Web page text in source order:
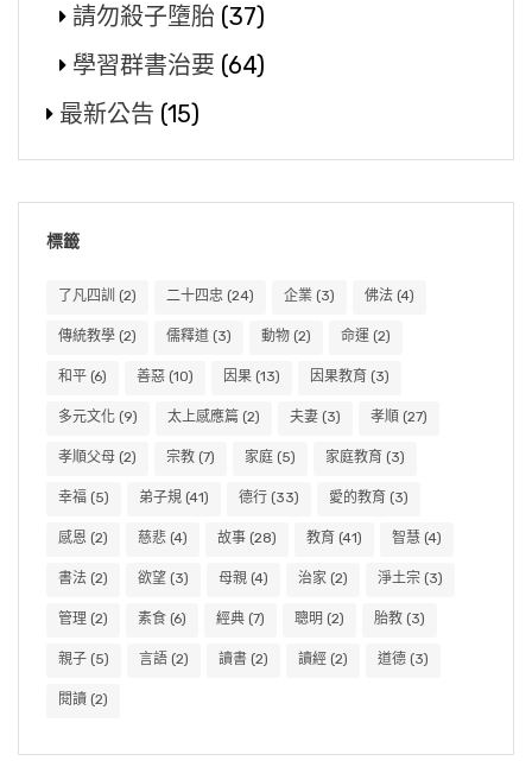
請勿殺子墮胎 (37)
學習群書治要 (64)
最新公告 (15)
標籤
了凡四訓 (2) 二十四忠 (24) 企業 (3) 佛法 (4)
傳統教學 (2) 儒釋道 (3) 動物 (2) 命運 (2)
和平 (6) 善惡 (10) 因果 (13) 因果教育 (3)
多元文化 (9) 太上感應篇 (2) 夫妻 (3) 孝順 (27)
孝順父母 (2) 宗教 (7) 家庭 (5) 家庭教育 (3)
幸福 (5) 弟子規 (41) 德行 (33) 愛的教育 (3)
感恩 (2) 慈悲 (4) 故事 (28) 教育 (41) 智慧 (4)
書法 (2) 欲望 (3) 母親 (4) 治家 (2) 淨土宗 (3)
管理 (2) 素食 (6) 經典 (7) 聰明 (2) 胎教 (3)
親子 (5) 言語 (2) 讀書 (2) 讀經 (2) 道德 (3)
閱讀 (2)